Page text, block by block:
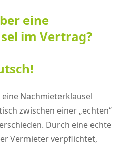
eine
im Vertrag?
Nachmieterklausel
zwischen einer „echten“
Durch eine echte
Vermieter verpflichtet,